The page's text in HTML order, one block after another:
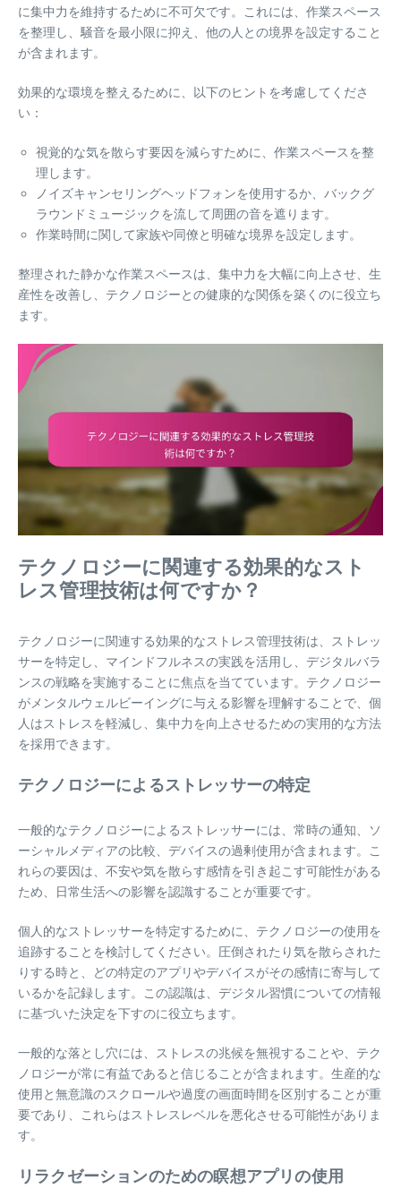
に集中力を維持するために不可欠です。これには、作業スペース
を整理し、騒音を最小限に抑え、他の人との境界を設定すること
が含まれます。
効果的な環境を整えるために、以下のヒントを考慮してくださ
い：
視覚的な気を散らす要因を減らすために、作業スペースを整
理します。
ノイズキャンセリングヘッドフォンを使用するか、バックグ
ラウンドミュージックを流して周囲の音を遮ります。
作業時間に関して家族や同僚と明確な境界を設定します。
整理された静かな作業スペースは、集中力を大幅に向上させ、生
産性を改善し、テクノロジーとの健康的な関係を築くのに役立ち
ます。
テクノロジーに関連する効果的なスト
レス管理技術は何ですか？
テクノロジーに関連する効果的なストレス管理技術は、ストレッ
サーを特定し、マインドフルネスの実践を活用し、デジタルバラ
ンスの戦略を実施することに焦点を当てています。テクノロジー
がメンタルウェルビーイングに与える影響を理解することで、個
人はストレスを軽減し、集中力を向上させるための実用的な方法
を採用できます。
テクノロジーによるストレッサーの特定
一般的なテクノロジーによるストレッサーには、常時の通知、ソ
ーシャルメディアの比較、デバイスの過剰使用が含まれます。こ
れらの要因は、不安や気を散らす感情を引き起こす可能性がある
ため、日常生活への影響を認識することが重要です。
個人的なストレッサーを特定するために、テクノロジーの使用を
追跡することを検討してください。圧倒されたり気を散らされた
りする時と、どの特定のアプリやデバイスがその感情に寄与して
いるかを記録します。この認識は、デジタル習慣についての情報
に基づいた決定を下すのに役立ちます。
一般的な落とし穴には、ストレスの兆候を無視することや、テク
ノロジーが常に有益であると信じることが含まれます。生産的な
使用と無意識のスクロールや過度の画面時間を区別することが重
要であり、これらはストレスレベルを悪化させる可能性がありま
す。
リラクゼーションのための瞑想アプリの使用